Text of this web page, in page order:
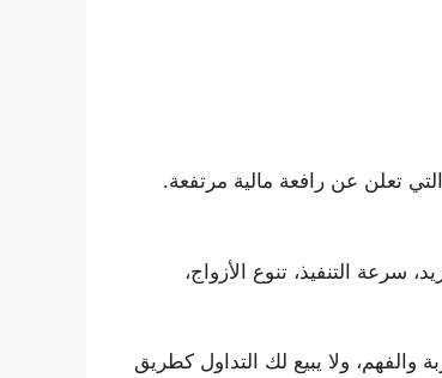
تعلن عن رافعة مالية مرتفعة.
التنفيذ، تنوع الأزواج،
والفهم، ولا يبيع لك التداول كطريق